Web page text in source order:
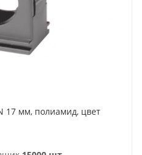
17 мм, полиамид, цвет